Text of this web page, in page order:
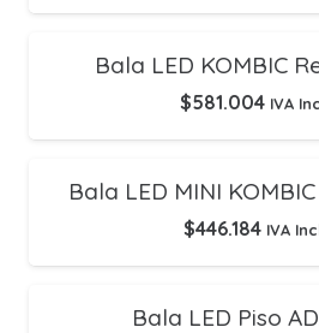
Bala LED KOMBIC
$581.004 IVA
Bala LED MINI
$446.184 IVA
Bala LED Piso